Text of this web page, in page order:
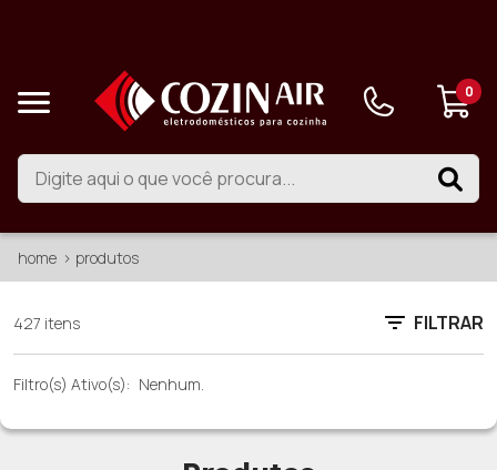
0
home produtos
427 itens FILTRAR
Filtro(s) Ativo(s): Nenhum.